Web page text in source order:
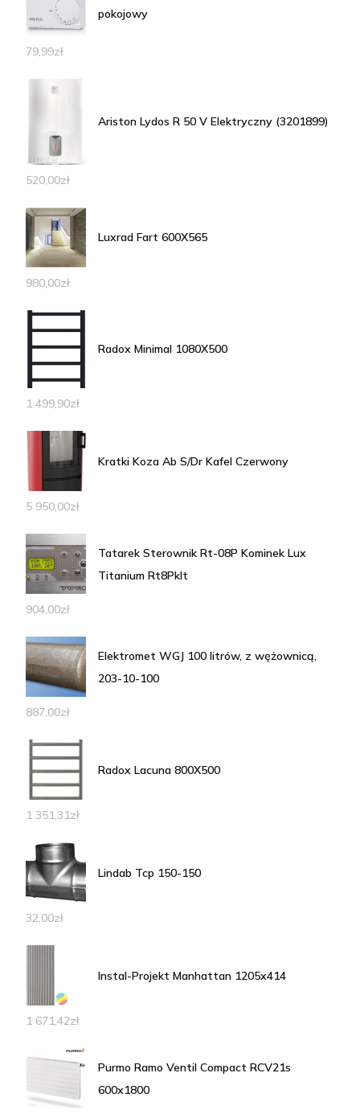
pokojowy
79,99zł
Ariston Lydos R 50 V Elektryczny (3201899)
520,00zł
Luxrad Fart 600X565
980,00zł
Radox Minimal 1080X500
1 499,90zł
Kratki Koza Ab S/Dr Kafel Czerwony
5 950,00zł
Tatarek Sterownik Rt-08P Kominek Lux
Titanium Rt8Pklt
904,00zł
Elektromet WGJ 100 litrów, z wężownicą,
203-10-100
887,00zł
Radox Lacuna 800X500
1 351,31zł
Lindab Tcp 150-150
32,00zł
Instal-Projekt Manhattan 1205x414
1 671,42zł
Purmo Ramo Ventil Compact RCV21s
600x1800